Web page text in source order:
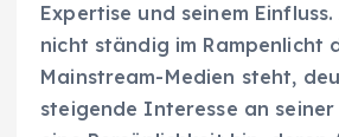
Expertise und seinem
nicht ständig im Rampenlicht
Mainstream-Medien steht,
steigende Interesse an